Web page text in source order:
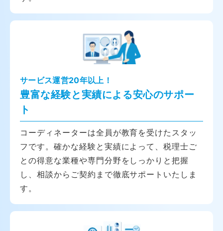
サービス運営20年以上！
豊富な経験と実績による安心のサポー
ト
コーディネーターは全員が教育を受けたスタッ
フです。確かな経験と実績によって、税理士ご
との得意な業種や専門分野をしっかりと把握
し、相談からご契約まで徹底サポートいたしま
す。